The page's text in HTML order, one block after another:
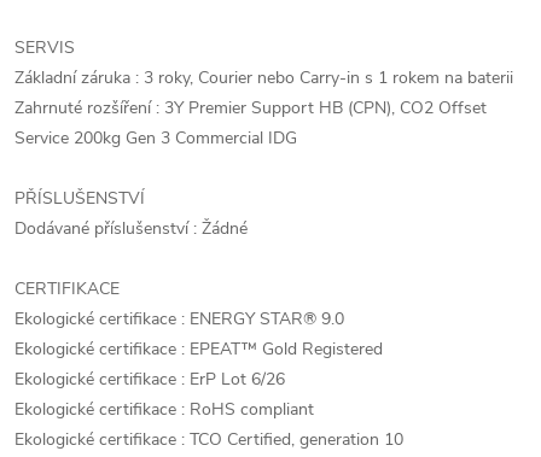
SERVIS
Základní záruka : 3 roky, Courier nebo Carry-in s 1 rokem na baterii
Zahrnuté rozšíření : 3Y Premier Support HB (CPN), CO2 Offset
Service 200kg Gen 3 Commercial IDG
PŘÍSLUŠENSTVÍ
Dodávané příslušenství : Žádné
CERTIFIKACE
Ekologické certifikace : ENERGY STAR® 9.0
Ekologické certifikace : EPEAT™ Gold Registered
Ekologické certifikace : ErP Lot 6/26
Ekologické certifikace : RoHS compliant
Ekologické certifikace : TCO Certified, generation 10